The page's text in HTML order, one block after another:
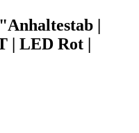
|
| LED Rot |